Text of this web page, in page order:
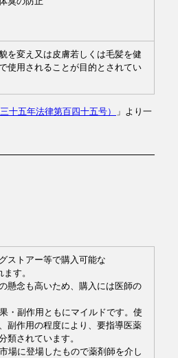
を変え又は皮膚若しくは毛髪を健
使用されることが目的とされてい
十五年法律第百四十五号）
」より一
ストアー等で購入可能な
す。
懸念も高いため、購入には医師の
・副作用ともにマイルドです。使
副作用の程度により、要指導医薬
されています。
場に登場したもので薬剤師を介し